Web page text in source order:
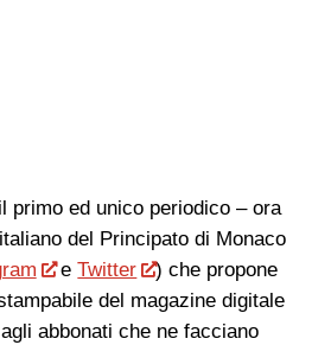
primo ed unico periodico – ora
del Principato di Monaco
eTwitter
) che propone
del magazine digitale
abbonati che ne facciano